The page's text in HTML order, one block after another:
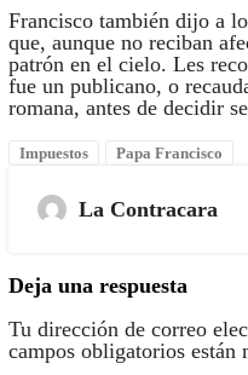
Francisco también dijo a
que, aunque no reciban
patrón en el cielo. Les
fue un publicano, o
romana, antes de decidir
Impuestos Papa Francisco
La Contracara
Deja una respuesta
Tu dirección de correo
campos obligatorios están